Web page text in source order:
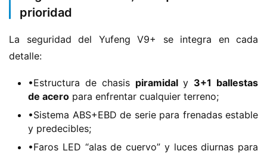
c
prioridad
La seguridad del Yufeng V9+ se integra en cada
detalle:
•Estructura de chasis ​ ​piramidal​​ y ​ ​3+1 ballestas
de acero​ ​ para enfrentar cualquier terreno;
•Sistema ABS+EBD de serie para frenadas estable
y predecibles;
•Faros LED “alas de cuervo” y luces diurnas para